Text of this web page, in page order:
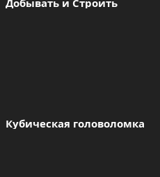
Кубическая головоломка